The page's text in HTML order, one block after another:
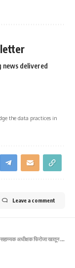
news delivered
the data practices in
Leave a comment
ಪ್ರೀತಿ; ಸತ್ನಾ ಕಾರಾಗೃಹದ ಸಹಾಯಕ ಅಧೀಕ್ಷಕಿ ಫಿರೋಜಾ ಖಾತೂನ್ ಅವರ ಮಾಜಿ ಕೈದಿಯೊಂದಿಗೆ ಹಿಂದೂ ಸಂಪ್ರದಾಯದಂತೆ ಮದುವೆ.